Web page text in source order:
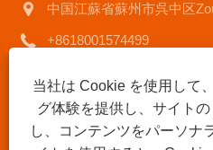
中国江蘇省蘇州市呉中区
+8618001574499
著作権 © 2025 蘇州中業サウナ
当社は Cookie を使用して
グ体験を提供し、サイト
し、コンテンツをパーソナ